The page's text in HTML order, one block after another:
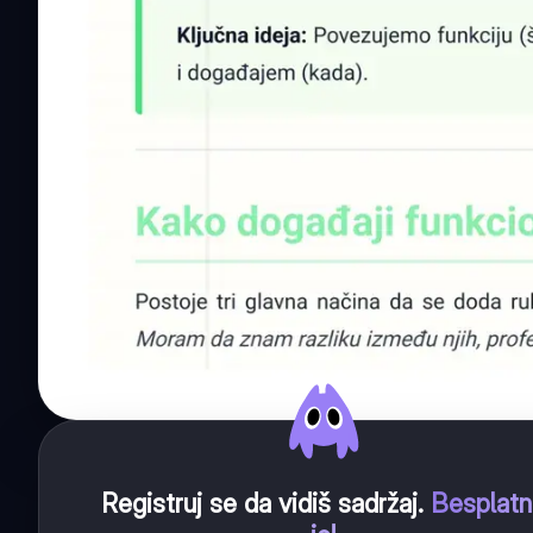
Registruj se da vidiš sadržaj.